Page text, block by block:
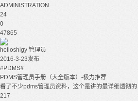
ADMINISTRATION ...
24
0
47865
helloshigy 管理员
2016-3-23发布
#PDMS#
PDMS管理员手册（大全版本）-极力推荐
看了不少pdms管理员资料，这个是讲的最详细透彻的
217